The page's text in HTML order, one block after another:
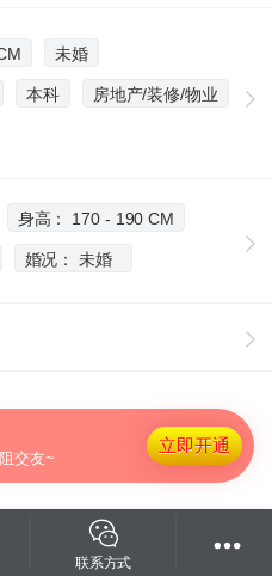
未婚
本科 房地产/装修/物业
身高： 170 - 190 CM
婚况： 未婚
交友~
立即开通
联系方式